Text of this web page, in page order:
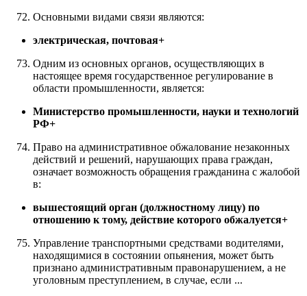
Основными видами связи являются:
электрическая, почтовая+
Одним из основных органов, осуществляющих в
настоящее время государственное регулирование в
области промышленности, является:
Министерство промышленности, науки и технологий
РФ+
Право на административное обжалование незаконных
действий и решений, нарушающих права граждан,
означает возможность обращения гражданина с жалобой
в:
вышестоящий орган (должностному лицу) по
отношению к тому, действие которого обжалуется+
Управление транспортными средствами водителями,
находящимися в состоянии опьянения, может быть
признано административным правонарушением, а не
уголовным преступлением, в случае, если ...